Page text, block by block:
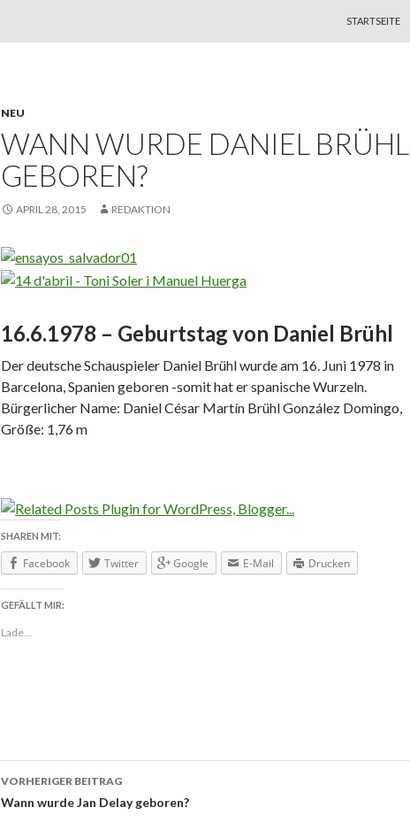
STARTSEITE
NEU
WANN WURDE DANIEL BRÜHL
GEBOREN?
APRIL 28, 2015 REDAKTION
16.6.1978 – Geburtstag von Daniel Brühl
Der deutsche Schauspieler Daniel Brühl wurde am 16. Juni 1978 in
Barcelona, Spanien geboren -somit hat er spanische Wurzeln.
Bürgerlicher Name: Daniel César Martín Brühl González Domingo,
Größe: 1,76 m
SHAREN MIT:
Facebook Twitter Google E-Mail Drucken
GEFÄLLT MIR:
Lade...
Beitragsnavigation
VORHERIGER BEITRAG
Wann wurde Jan Delay geboren?